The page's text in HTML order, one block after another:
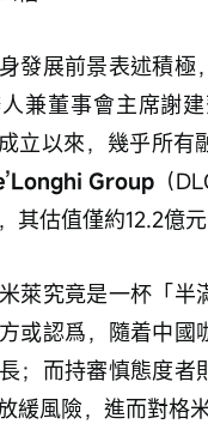
發展前景表述積
兼董事會主席謝
立以來，幾乎所
Group（
其估值僅約12.2億
萊究竟是一杯「
或認爲，隨着中
；而持審慎態度
緩風險，進而對格